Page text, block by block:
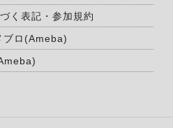
く表記・参加規約
ブロ(Ameba)